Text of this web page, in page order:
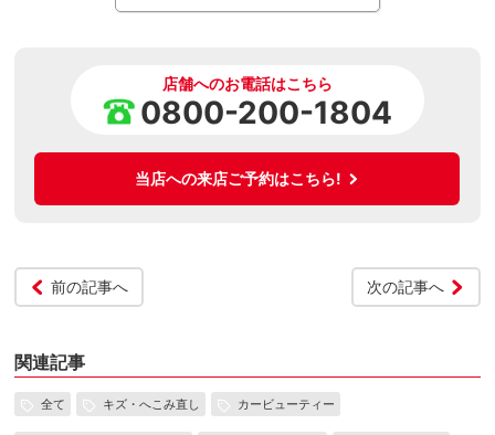
店舗へのお電話はこちら
0800-200-1804
当店への来店ご予約はこちら!
前の記事へ 次の記事へ
関連記事
全て キズ・へこみ直し カービューティー